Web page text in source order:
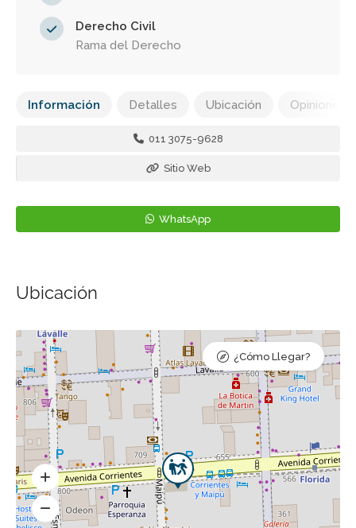
Derecho Civil
Rama del Derecho
Información Detalles Ubicación Opiniones
011 3075-9628
Sitio Web
WhatsApp
Ubicación
¿Cómo Llegar?